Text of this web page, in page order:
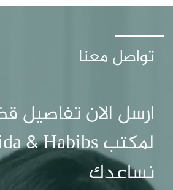
تواصل معنا
ارسل الان تفاصيل
نساعدك